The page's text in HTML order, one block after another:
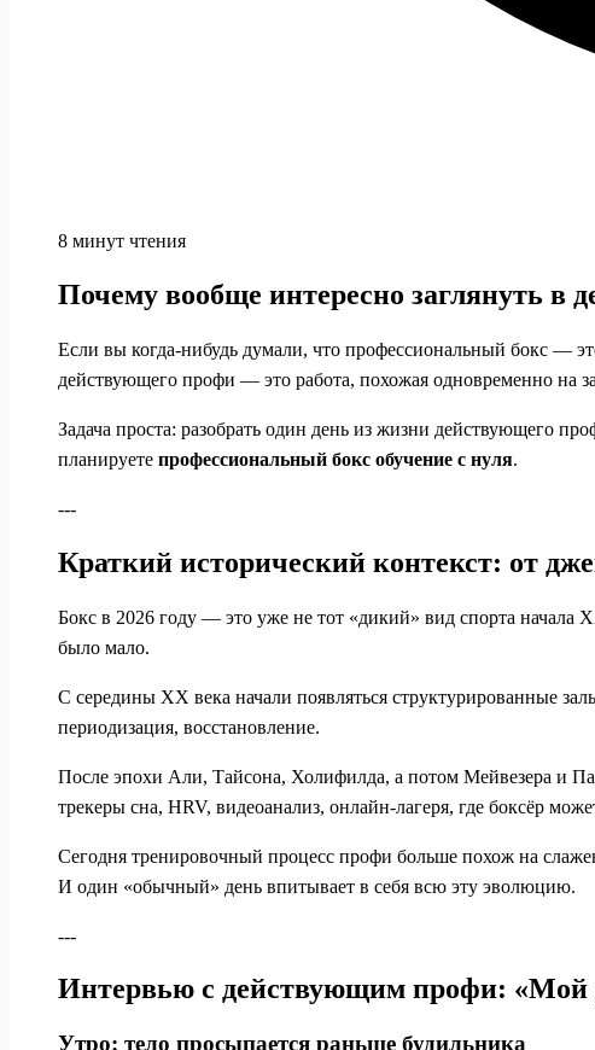
8 минут чтения
Почему вообще интересно заглянуть в
Если вы когда-нибудь думали, что профессиональный бокс —
действующего профи — это работа, похожая одновременно на
Задача проста: разобрать один день из жизни действующего
планируете профессиональный бокс обучение с нуля.
---
Краткий исторический контекст: от
Бокс в 2026 году — это уже не тот «дикий» вид спорта начала
было мало.
С середины ХХ века начали появляться структурированные
периодизация, восстановление.
После эпохи Али, Тайсона, Холифилда, а потом Мейвезера и
трекеры сна, HRV, видеоанализ, онлайн‑лагеря, где боксёр
Сегодня тренировочный процесс профи больше похож на
И один «обычный» день впитывает в себя всю эту эволюцию.
---
Интервью с действующим профи: «Мой
Утро: тело просыпается раньше будильника